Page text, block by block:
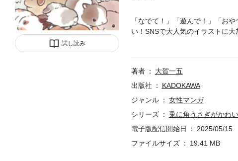
試し読み
「なでて！」「遊んで！」「お
い！SNSで大人気のイラストに
著者
大賀一五
出版社
KADOKAWA
ジャンル
女性マンガ
シリーズ
兎に角うさぎがかわ
電子版配信開始日
2025/05/15
ファイルサイズ
19.41 MB